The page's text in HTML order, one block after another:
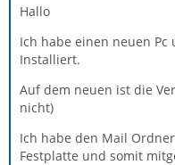
Hallo
Ich habe einen neuen
Installiert.
Auf dem neuen ist die
nicht)
Ich habe den Mail
Festplatte und somit